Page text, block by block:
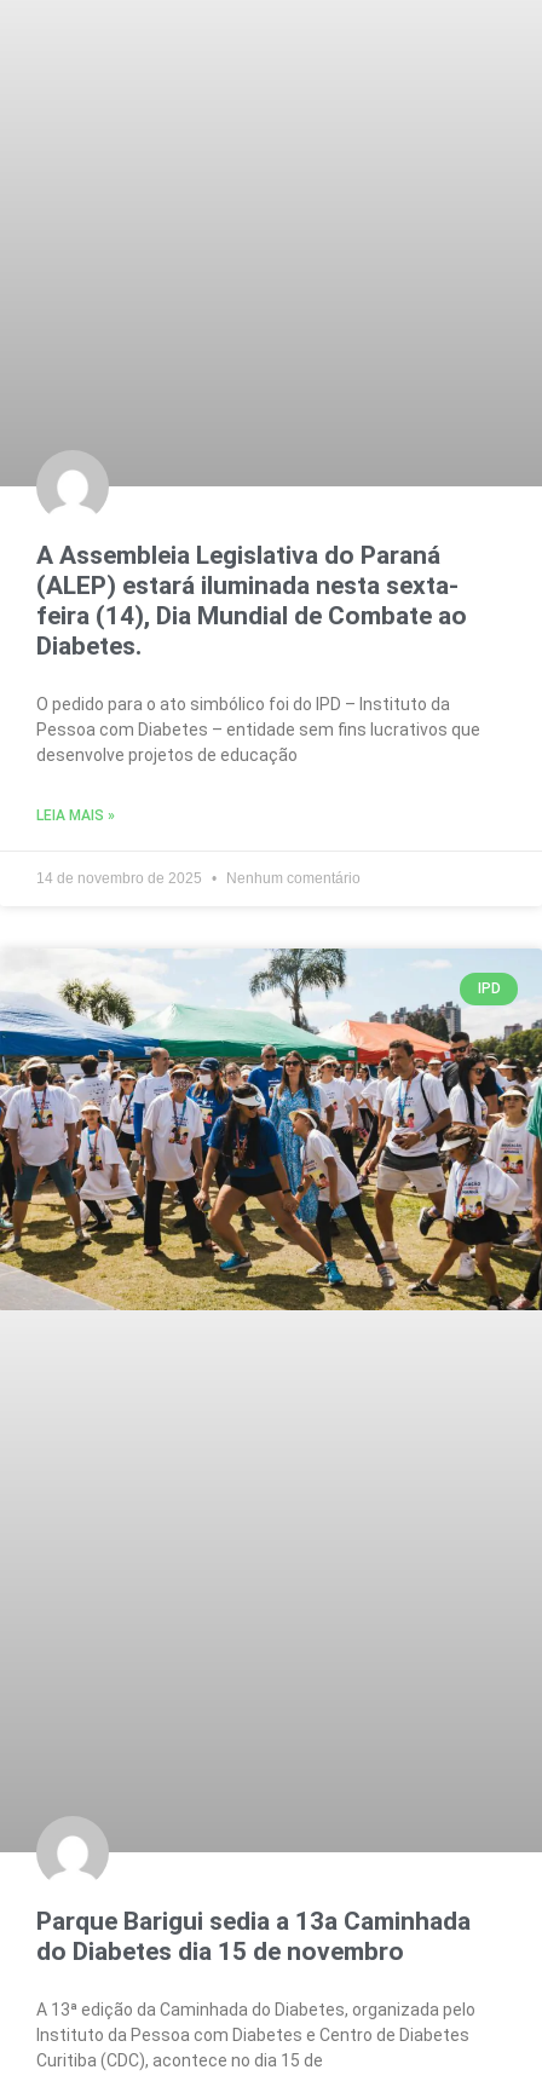
A Assembleia Legislativa do Paraná
(ALEP) estará iluminada nesta sexta-
feira (14), Dia Mundial de Combate ao
Diabetes.
O pedido para o ato simbólico foi do IPD – Instituto da
Pessoa com Diabetes – entidade sem fins lucrativos que
desenvolve projetos de educação
LEIA MAIS »
14 de novembro de 2025 Nenhum comentário
IPD
Parque Barigui sedia a 13a Caminhada
do Diabetes dia 15 de novembro
A 13ª edição da Caminhada do Diabetes, organizada pelo
Instituto da Pessoa com Diabetes e Centro de Diabetes
Curitiba (CDC), acontece no dia 15 de